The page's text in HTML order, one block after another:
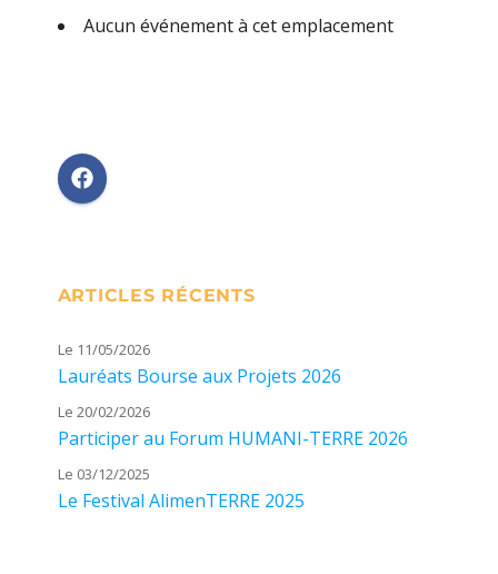
Aucun événement à cet emplacement
ARTICLES RÉCENTS
Le 11/05/2026
Lauréats Bourse aux Projets 2026
Le 20/02/2026
Participer au Forum HUMANI-TERRE 2026
Le 03/12/2025
Le Festival AlimenTERRE 2025